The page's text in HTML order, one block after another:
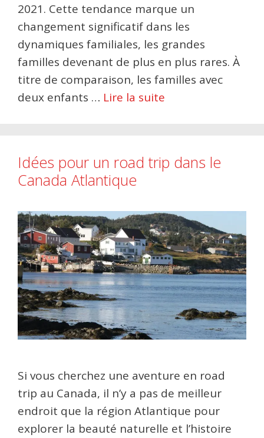
2021. Cette tendance marque un
changement significatif dans les
dynamiques familiales, les grandes
familles devenant de plus en plus rares. À
titre de comparaison, les familles avec
deux enfants … Lire la suite
Idées pour un road trip dans le
Canada Atlantique
Si vous cherchez une aventure en road
trip au Canada, il n’y a pas de meilleur
endroit que la région Atlantique pour
explorer la beauté naturelle et l’histoire